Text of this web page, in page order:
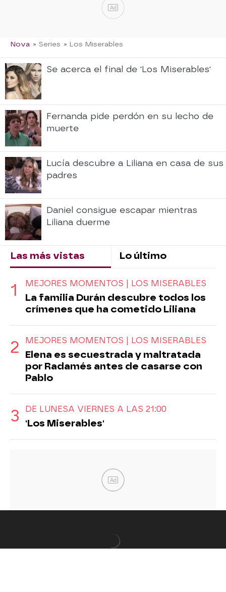
Ad
Nova » Series » Los Miserables
Se acerca el final de 'Los Miserables'
Fernanda pide perdón en su lecho de
muerte
Lucía descubre a Liliana en casa de sus
padres
Daniel consigue escapar mientras
Liliana duerme
Las más vistas Lo último
MEJORES MOMENTOS | LOS MISERABLES
La familia Durán descubre todos los
crímenes que ha cometido Liliana
MEJORES MOMENTOS | LOS MISERABLES
Elena es secuestrada y maltratada
por Radamés antes de casarse con
Pablo
DE LUNESA VIERNES A LAS 21:00
'Los Miserables'
Ad